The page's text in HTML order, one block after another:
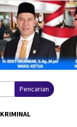
Pencarian
KRIMINAL